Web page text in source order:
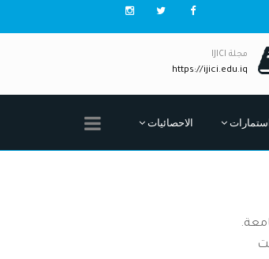
مجلة IJICI
https://ijici.edu.iq
الاحصائيات
نظام لتقييم الجامعات العالمية حيث يغطي أكثر من 20,000 جامعة وينشر منهم 16,000 جامعة.